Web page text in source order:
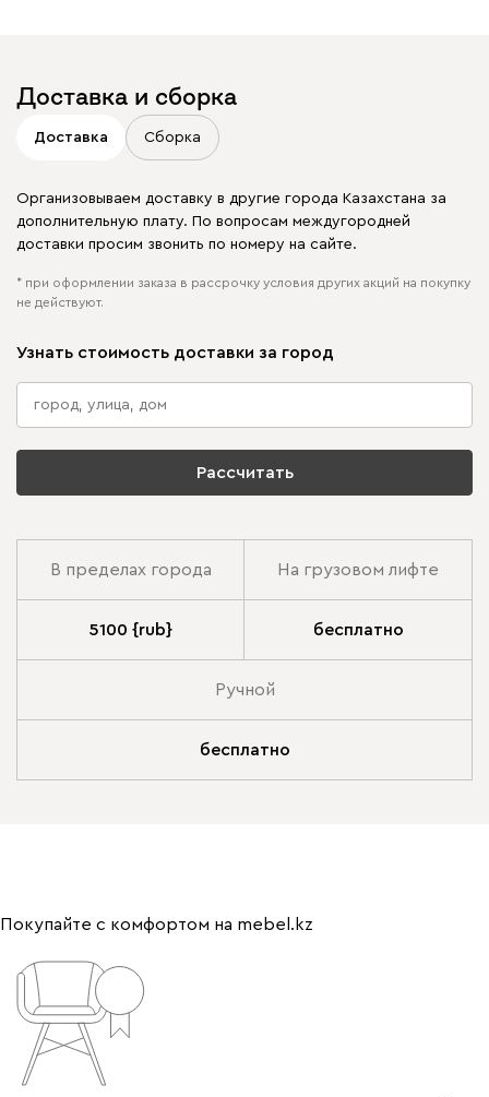
Доставка и сборка
Доставка Сборка
Организовываем доставку в другие города Казахстана за
дополнительную плату. По вопросам междугородней
доставки просим звонить по номеру на сайте.
* при оформлении заказа в рассрочку условия других акций на покупку
не действуют.
Узнать стоимость доставки за город
Рассчитать
В пределах города На грузовом лифте
5100 {rub} бесплатно
Ручной
бесплатно
Покупайте с комфортом на mebel.kz